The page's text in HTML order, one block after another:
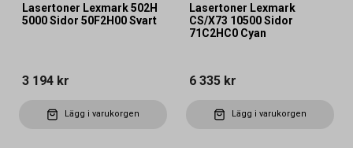
Lasertoner Lexmark 502H
5000 Sidor 50F2H00 Svart
3 194 kr
Lägg i varukorgen
Lasertoner Lexmark
CS/X73 10500 Sidor
71C2HC0 Cyan
6 335 kr
Lägg i varukorgen